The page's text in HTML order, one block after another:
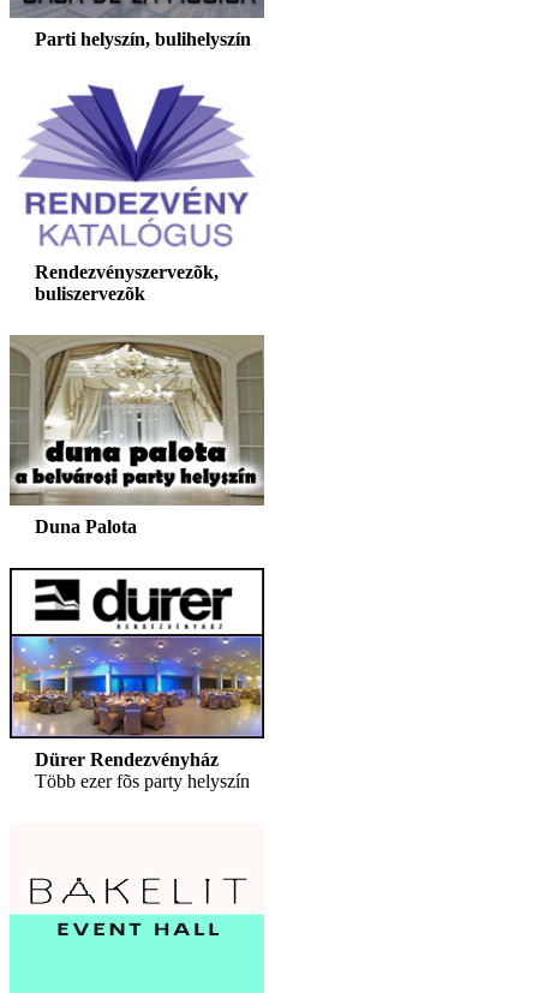
Parti helyszín, bulihelyszín
Rendezvényszervezõk,
buliszervezõk
Duna Palota
Dürer Rendezvényház
Több ezer fõs party helyszín